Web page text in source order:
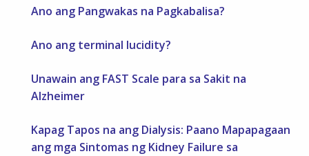
Ano ang Pangwakas na Pagkabalisa?
Ano ang terminal lucidity?
Unawain ang FAST Scale para sa Sakit na
Alzheimer
Kapag Tapos na ang Dialysis: Paano Mapapagaan
ang mga Sintomas ng Kidney Failure sa